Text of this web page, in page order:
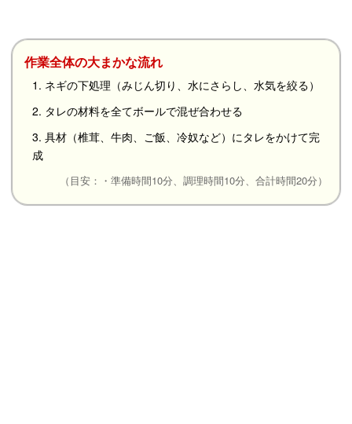
作業全体の大まかな流れ
1. ネギの下処理（みじん切り、水にさらし、水気を絞る）
2. タレの材料を全てボールで混ぜ合わせる
3. 具材（椎茸、牛肉、ご飯、冷奴など）にタレをかけて完
成
（目安：・準備時間10分、調理時間10分、合計時間20分）